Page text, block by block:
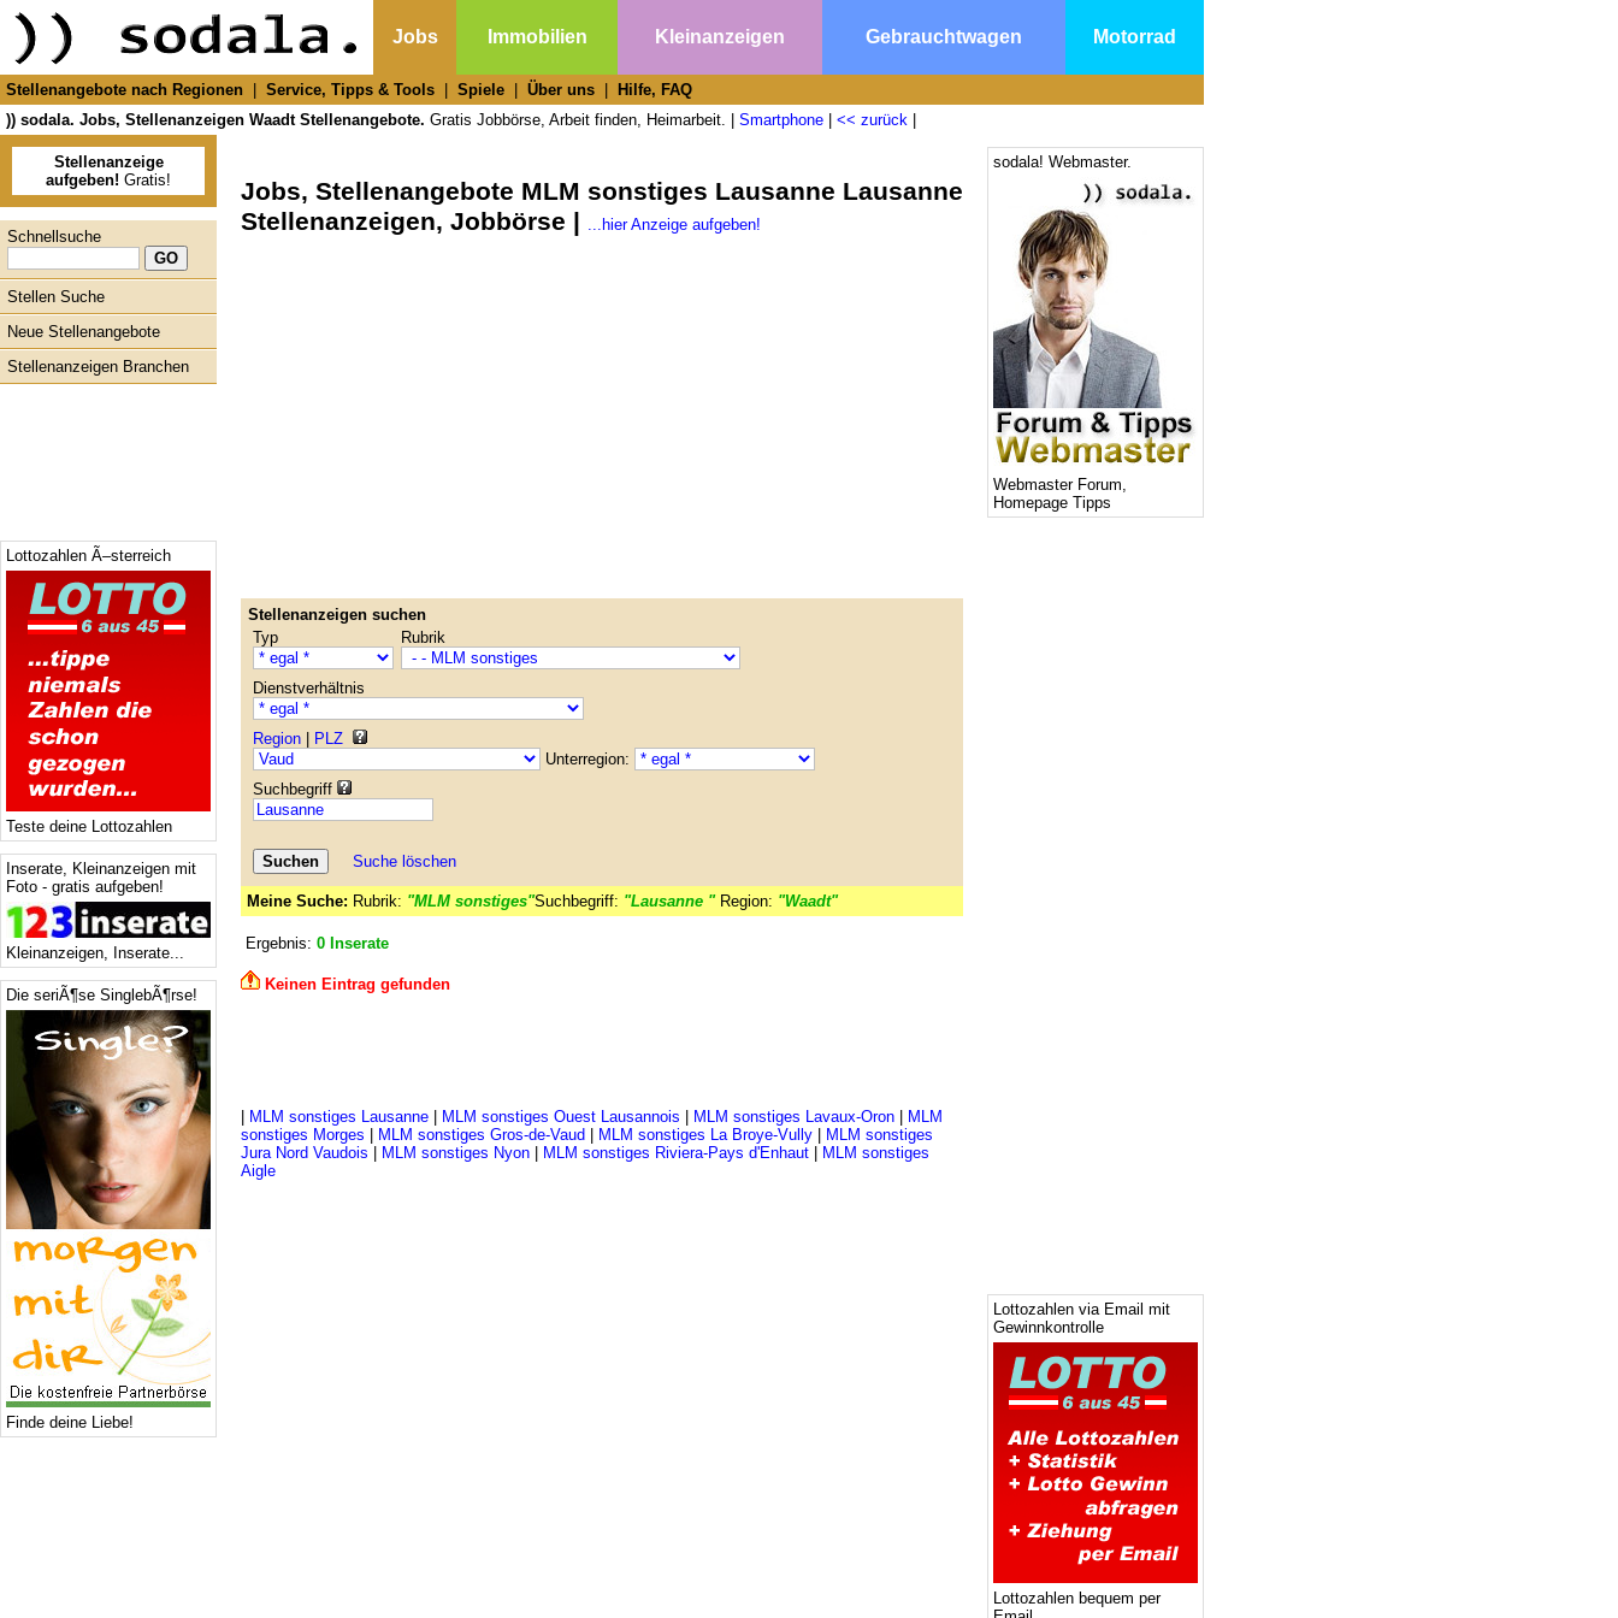
Jobs Immobilien Kleinanzeigen Gebrauchtwagen Motorrad
Stellenangebote nach Regionen Service, Tipps & Tools Spiele Über uns
Hilfe, FAQ
)) sodala. Jobs, Stellenanzeigen Waadt Stellenangebote. Gratis Jobbörse, Arbeit finden, Heimarbeit. | Smartphone << zurück
Stellenanzeige
aufgeben! Gratis!
Schnellsuche
Stellen Suche
Neue Stellenangebote
Stellenanzeigen Branchen
Lottozahlen Ã–sterreich
Teste deine Lottozahlen
Inserate, Kleinanzeigen mit
Foto - gratis aufgeben!
Kleinanzeigen, Inserate...
Die seriÃ¶se SinglebÃ¶rse!
Finde deine Liebe!
Jobs, Stellenangebote MLM sonstiges Lausanne Lausanne
Stellenanzeigen, Jobbörse | ...hier Anzeige aufgeben!
Stellenanzeigen suchen
Typ
Rubrik
Dienstverhältnis
Region
PLZ
Unterregion:
Suchbegriff
Suche löschen
Meine Suche: Rubrik: "MLM sonstiges"Suchbegriff: "Lausanne "Region: "Waadt"
Ergebnis: 0 Inserate
Keinen Eintrag gefunden
MLM sonstiges Lausanne MLM sonstiges Ouest Lausannois MLM sonstiges Lavaux-Oron
MLM
sonstiges Morges
MLM sonstiges Gros-de-Vaud MLM sonstiges La Broye-Vully
MLM sonstiges
Jura Nord Vaudois
MLM sonstiges Nyon MLM sonstiges Riviera-Pays d'Enhaut
MLM sonstiges
Aigle
sodala! Webmaster.
Webmaster Forum,
Homepage Tipps
Lottozahlen via Email mit
Gewinnkontrolle
Lottozahlen bequem per